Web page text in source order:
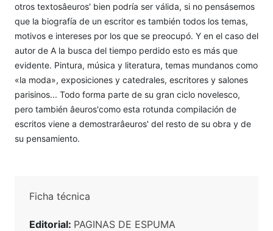
otros textosâeuros' bien podría ser válida, si no pensásemos
que la biografía de un escritor es también todos los temas,
motivos e intereses por los que se preocupó. Y en el caso del
autor de A la busca del tiempo perdido esto es más que
evidente. Pintura, música y literatura, temas mundanos como
«la moda», exposiciones y catedrales, escritores y salones
parisinos... Todo forma parte de su gran ciclo novelesco,
pero también âeuros'como esta rotunda compilación de
escritos viene a demostrarâeuros' del resto de su obra y de
su pensamiento.
Ficha técnica
Editorial: PAGINAS DE ESPUMA